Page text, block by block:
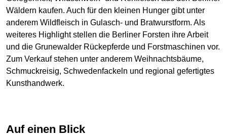
Wäldern kaufen. Auch für den kleinen Hunger gibt unter
anderem Wildfleisch in Gulasch- und Bratwurstform. Als
weiteres Highlight stellen die Berliner Forsten ihre Arbeit
und die Grunewalder Rückepferde und Forstmaschinen vor.
Zum Verkauf stehen unter anderem Weihnachtsbäume,
Schmuckreisig, Schwedenfackeln und regional gefertigtes
Kunsthandwerk.
Auf einen Blick